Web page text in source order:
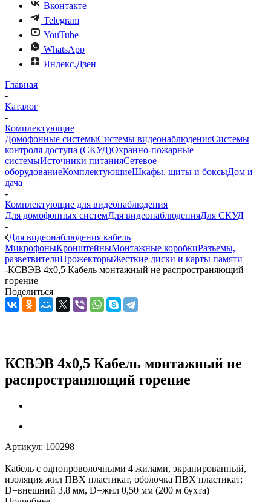
Вконтакте
Telegram
YouTube
WhatsApp
Яндекс.Дзен
Главная
-
Каталог
-
Комплектующие
Домофонные системыСистемы видеонаблюденияСистемы
контроля доступа (СКУД)Охранно-пожарные
системыИсточники питанияСетевое
оборудованиеКомплектующиеШкафы, щиты и боксыДом и
дача
-
Комплектующие для видеонаблюдения
Для домофонных системДля видеонаблюденияДля СКУД
-
Для видеонаблюдения кабель
МикрофоныКронштейныМонтажные коробкиРазъемы,
разветвителиПрожекторыЖесткие диски и карты памяти
-КСВЭВ 4х0,5 Кабель монтажный не распространяющий
горение
Поделиться
КСВЭВ 4х0,5 Кабель монтажный не
распространяющий горение
Артикул: 100298
Кабель с однопроволочными 4 жилами, экранированный,
изоляция жил ПВХ пластикат, оболочка ПВХ пластикат;
D=внешний 3,8 мм, D=жил 0,50 мм (200 м бухта)